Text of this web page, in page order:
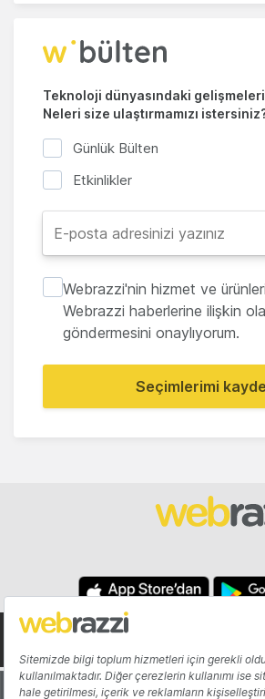
Teknoloji dünyasındaki
Neleri size ulaştırmamızı
Günlük Bülten
Etkinlikler
Webrazzi'nin hizmet ve
Webrazzi haberlerine ilişkin
göndermesini onaylıyorum.
Seçimlerimi